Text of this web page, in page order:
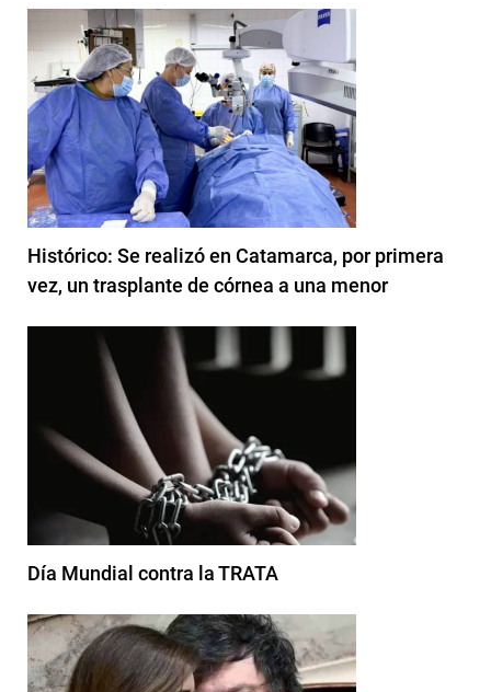
Histórico: Se realizó en Catamarca, por primera
vez, un trasplante de córnea a una menor
Día Mundial contra la TRATA